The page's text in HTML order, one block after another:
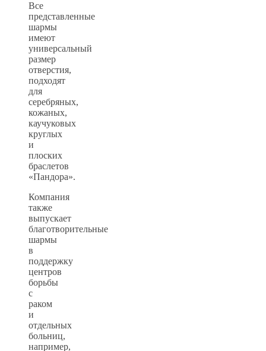
Все
представленные
шармы
имеют
универсальный
размер
отверстия,
подходят
для
серебряных,
кожаных,
каучуковых
круглых
и
плоских
браслетов
«Пандора».
Компания
также
выпускает
благотворительные
шармы
в
поддержку
центров
борьбы
с
раком
и
отдельных
больниц,
например,